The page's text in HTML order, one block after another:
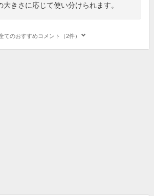
大きさに応じて使い分けられます。
てのおすすめコメント（2件）